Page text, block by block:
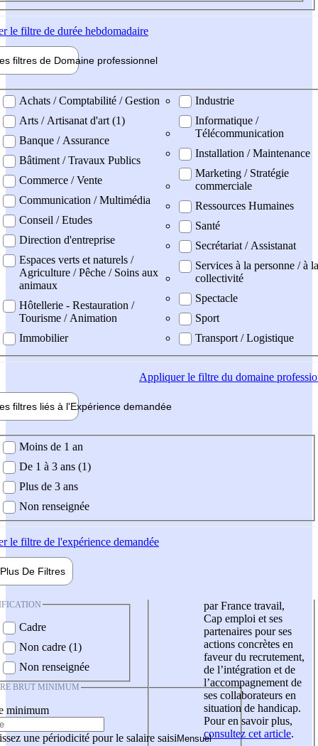
le filtre de durée hebdomadaire
filtres de Domaine professionnel
professionel
Achats / Comptabilité / Gestion
Arts / Artisanat d'art (1)
Banque / Assurance
Bâtiment / Travaux Publics
Commerce / Vente
Communication / Multimédia
Conseil / Etudes
Direction d'entreprise
Espaces verts et naturels /
Agriculture / Pêche / Soins aux
animaux
Hôtellerie - Restauration /
Tourisme / Animation
Immobilier
Industrie
Informatique /
Télécommunication
Installation / Maintenance
Marketing / Stratégie
commerciale
Ressources Humaines
Santé
Secrétariat / Assistanat
Services à la personne / à la
collectivité
Spectacle
Sport
Transport / Logistique
Appliquerle filtre du domaine
filtres liés à l'Expérience demandée
demandée
Moins de 1 an
De 1 à 3 ans (1)
Plus de 3 ans
Non renseignée
le filtre de l'expérience demandée
Plus De Filtres
Cadre
Non cadre (1)
Non renseignée
BRUT MINIMUM
minimum
une périodicité pour le salaire saisi
par France travail,
Cap emploi et ses
partenaires pour ses
actions concrètes en
faveur du recrutement,
de l’intégration et de
l’accompagnement de
ses collaborateurs en
situation de handicap.
Pour en savoir plus,
consultez cet article.